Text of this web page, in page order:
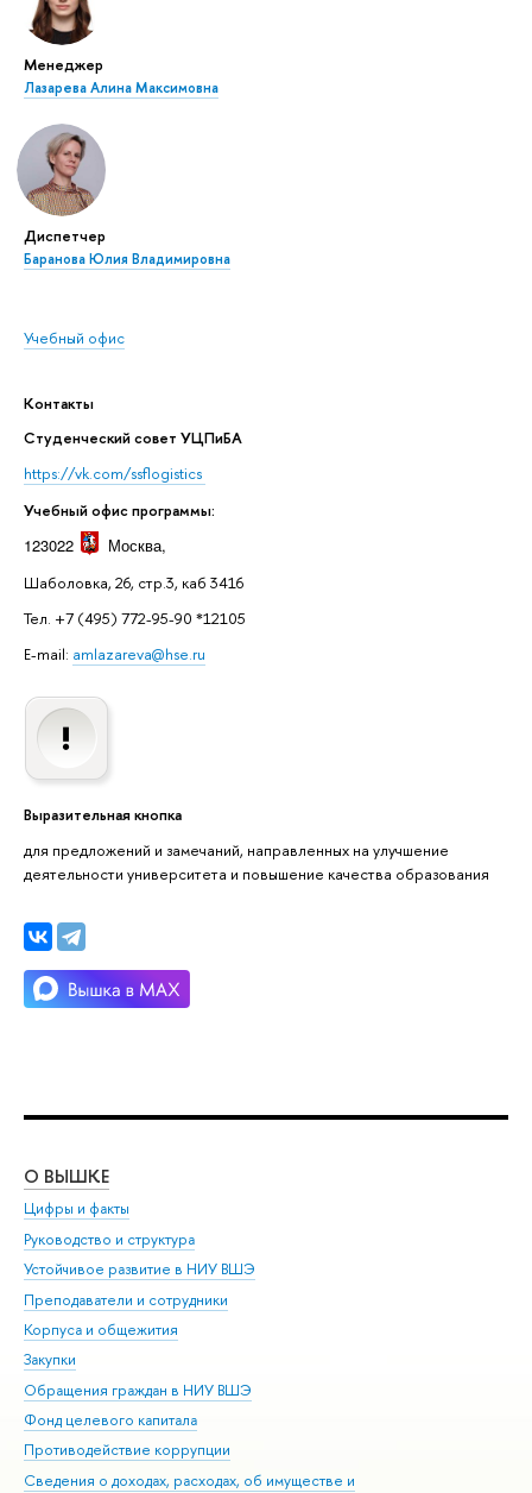
Менеджер
Лазарева Алина Максимовна
Диспетчер
Баранова Юлия Владимировна
Учебный офис
Контакты
Студенческий совет УЦПиБА
https://vk.com/ssflogistics
Учебный офис программы:
123022 Москва,
Шаболовка, 26, стр.3, каб 3416
Тел. +7 (495) 772-95-90 *12105
E-mail: amlazareva@hse.ru
Выразительная кнопка
для предложений и замечаний, направленных на улучшение
деятельности университета и повышение качества образования
О ВЫШКЕ
Цифры и факты
Руководство и структура
Устойчивое развитие в НИУ ВШЭ
Преподаватели и сотрудники
Корпуса и общежития
Закупки
Обращения граждан в НИУ ВШЭ
Фонд целевого капитала
Противодействие коррупции
Сведения о доходах, расходах, об имуществе и